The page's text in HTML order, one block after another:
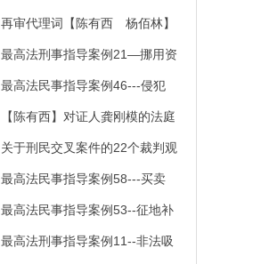
再审代理词【陈有西 杨佰林】
最高法刑事指导案例21—挪用资
最高法民事指导案例46---侵犯
【陈有西】对证人龚刚模的法庭
关于刑民交叉案件的22个裁判观
最高法民事指导案例58---买卖
最高法民事指导案例53--征地补
最高法刑事指导案例11--非法吸